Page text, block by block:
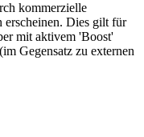
kommerzielle
erscheinen. Dies gilt für
mit aktivem 'Boost'
Gegensatz zu externen